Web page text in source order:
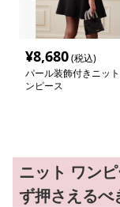
¥8,680(税込)
パール装飾付きニッ
ンピース
ニット ワン
ず押さえるべ